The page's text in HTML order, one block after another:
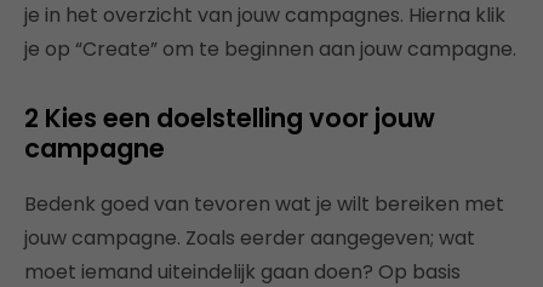
je in het overzicht van jouw campagnes. Hierna klik
je op “Create” om te beginnen aan jouw campagne.
2 Kies een doelstelling voor jouw
campagne
Bedenk goed van tevoren wat je wilt bereiken met
jouw campagne. Zoals eerder aangegeven; wat
moet iemand uiteindelijk gaan doen? Op basis